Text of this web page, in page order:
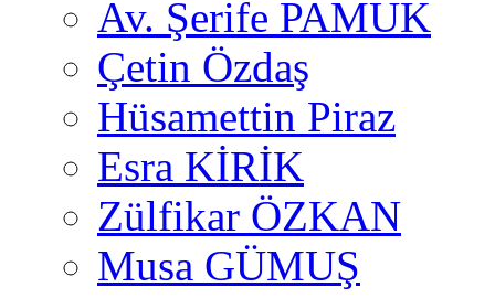
Av. Şerife PAMUK
Çetin Özdaş
Hüsamettin Piraz
Esra KİRİK
Zülfikar ÖZKAN
Musa GÜMUŞ